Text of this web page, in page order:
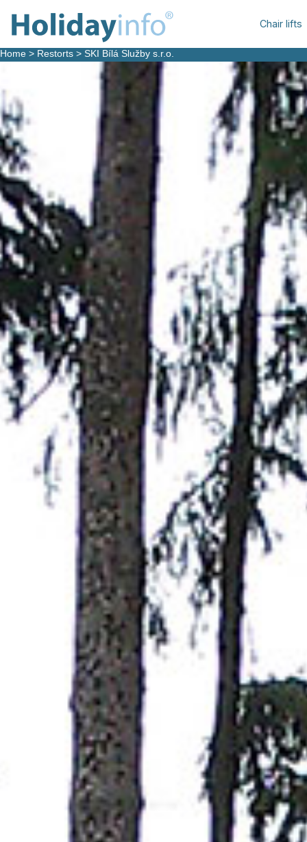
Chair lifts
Home > Restorts > SKI Bílá Služby s.r.o.